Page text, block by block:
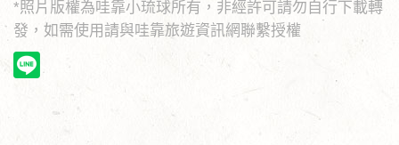
*照片版權為哇靠小琉球所有，非經許可請勿自行下載轉
發，如需使用請與哇靠旅遊資訊網聯繫授權